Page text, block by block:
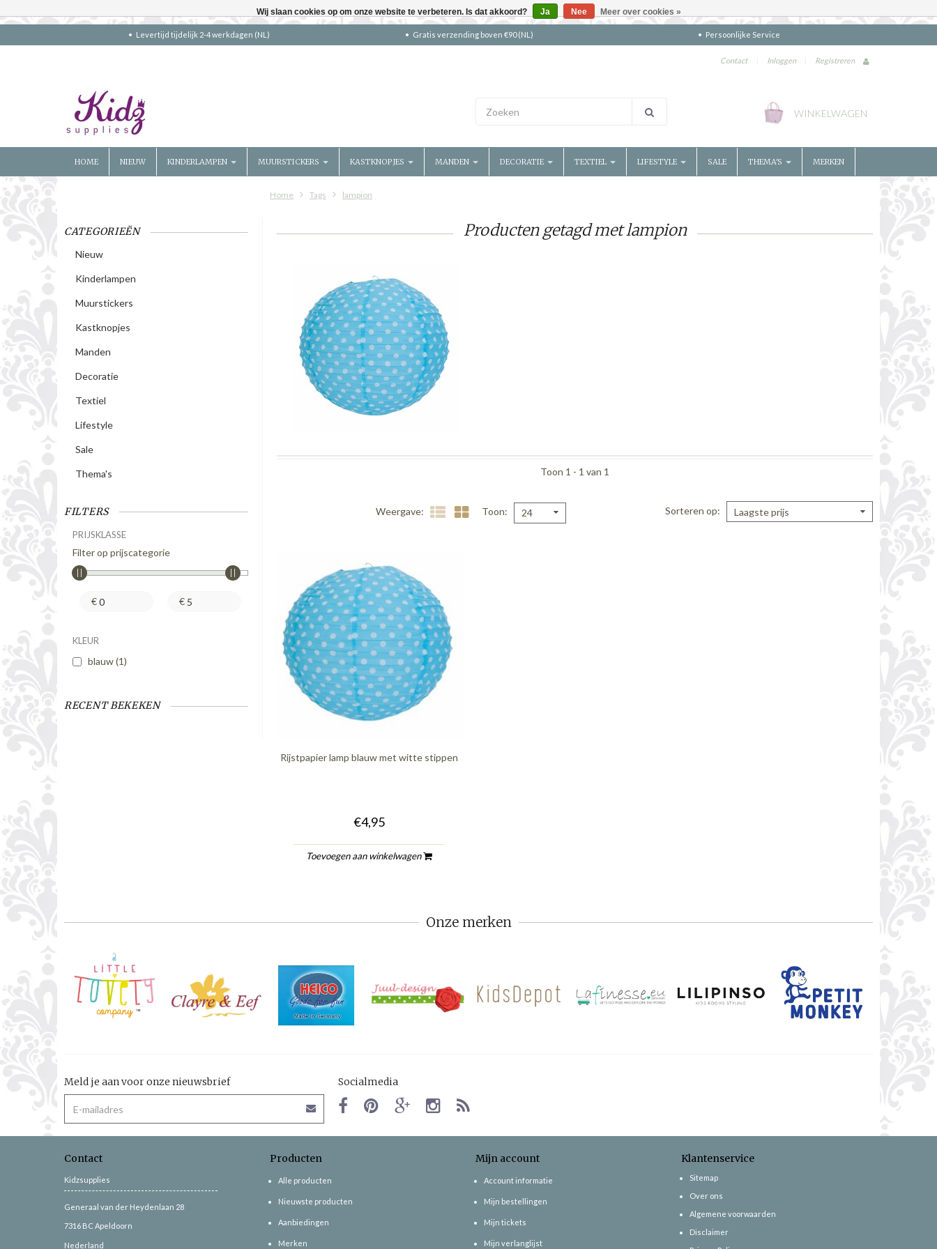
Levertijd tijdelijk 2-4 werkdagen (NL) Gratis verzending boven €90 (NL) Persoonlijke Service
Contact | Inloggen | Registreren
WINKELWAGEN
HOME NIEUW KINDERLAMPEN MUURSTICKERS KASTKNOPJES MANDEN DECORATIE TEXTIEL LIFESTYLE SALE THEMA'S MERKEN
Home Tags lampion
CATEGORIEËN
Nieuw
Kinderlampen
Muurstickers
Kastknopjes
Manden
Decoratie
Textiel
Lifestyle
Sale
Thema's
FILTERS
PRIJSKLASSE
Filter op prijscategorie
€ €
KLEUR
blauw(1)
RECENT BEKEKEN
Producten getagd met lampion
Toon 1 - 1 van 1
Weergave Toon 24 Sorteren op Laagste prijs
Rijstpapier lamp blauw met witte stippen
€4,95
Toevoegen aan winkelwagen
Onze merken
Meld je aan voor onze nieuwsbrief Socialmedia
Contact
Kidzsupplies
Generaal van der Heydenlaan 28
7316 BC Apeldoorn
Nederland
Producten
Alle producten
Nieuwste producten
Aanbiedingen
Merken
Mijn account
Account informatie
Mijn bestellingen
Mijn tickets
Mijn verlanglijst
Klantenservice
Sitemap
Over ons
Algemene voorwaarden
Disclaimer
Wij slaan cookies op om onze website te verbeteren. Is dat akkoord? Ja Nee Meer over cookies »